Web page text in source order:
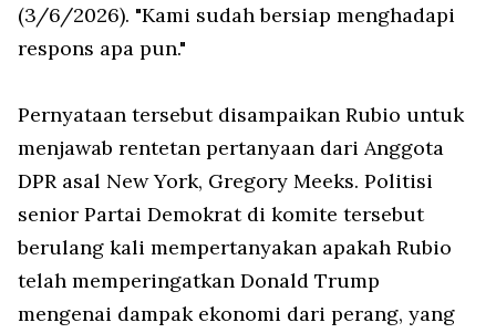
(3/6/2026). "Kami sudah bersiap menghadapi
respons apa pun."
Pernyataan tersebut disampaikan Rubio untuk
menjawab rentetan pertanyaan dari Anggota
DPR asal New York, Gregory Meeks. Politisi
senior Partai Demokrat di komite tersebut
berulang kali mempertanyakan apakah Rubio
telah memperingatkan Donald Trump
mengenai dampak ekonomi dari perang, yang